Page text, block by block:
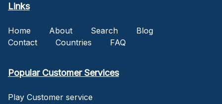
Links
Home About Search
Blog
Contact
Countries FAQ
Popular Customer Services
Play Customer service